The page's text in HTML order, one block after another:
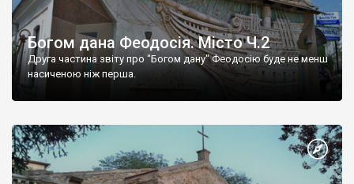
Богом дана Феодосія. Місто Ч.2
Друга частина звіту про "Богом дану" Феодосію буде не менш
насиченою ніж перша.